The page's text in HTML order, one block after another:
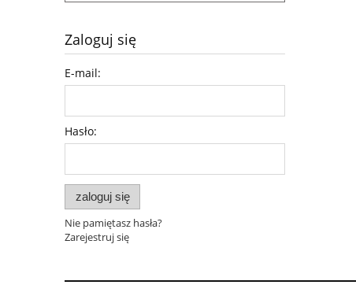
Zaloguj się
E-mail:
Hasło:
zaloguj się
Nie pamiętasz hasła?
Zarejestruj się